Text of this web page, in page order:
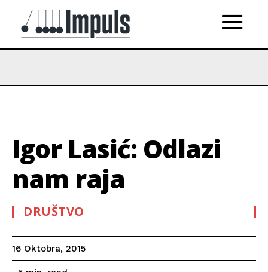
Igor Lasić: Odlazi
nam raja
DRUŠTVO
16 Oktobra, 2015